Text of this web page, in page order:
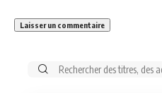
Rechercher: